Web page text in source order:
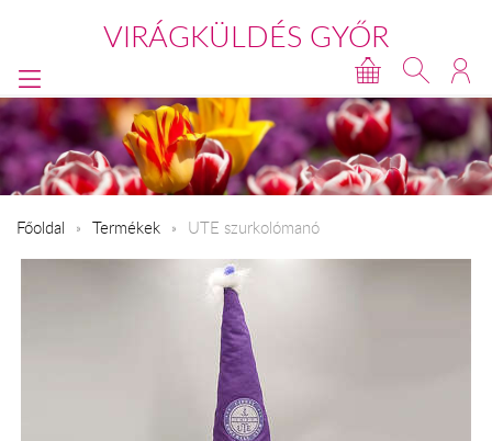
VIRÁGKÜLDÉS GYŐR
Főoldal Termékek UTE szurkolómanó